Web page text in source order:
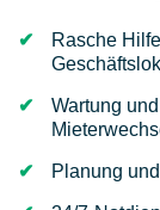
Rasche
Wartung
Planung